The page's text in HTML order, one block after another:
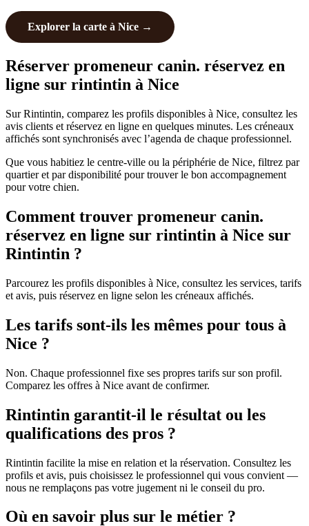
Explorer la carte à Nice →
Réserver promeneur canin. réservez en
ligne sur rintintin à Nice
Sur Rintintin, comparez les profils disponibles à Nice, consultez les
avis clients et réservez en ligne en quelques minutes. Les créneaux
affichés sont synchronisés avec l’agenda de chaque professionnel.
Que vous habitiez le centre-ville ou la périphérie de Nice, filtrez par
quartier et par disponibilité pour trouver le bon accompagnement
pour votre chien.
Comment trouver promeneur canin.
réservez en ligne sur rintintin à Nice sur
Rintintin ?
Parcourez les profils disponibles à Nice, consultez les services, tarifs
et avis, puis réservez en ligne selon les créneaux affichés.
Les tarifs sont-ils les mêmes pour tous à
Nice ?
Non. Chaque professionnel fixe ses propres tarifs sur son profil.
Comparez les offres à Nice avant de confirmer.
Rintintin garantit-il le résultat ou les
qualifications des pros ?
Rintintin facilite la mise en relation et la réservation. Consultez les
profils et avis, puis choisissez le professionnel qui vous convient —
nous ne remplaçons pas votre jugement ni le conseil du pro.
Où en savoir plus sur le métier ?